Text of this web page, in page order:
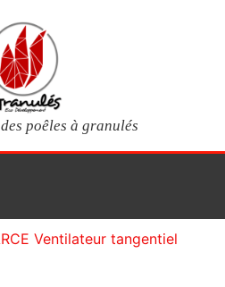
poêles à granulés
Ventilateur tangentiel